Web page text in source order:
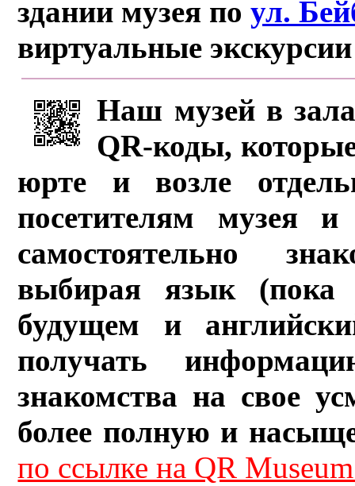
здании музея поул.
виртуальные
Наш музей в
QR-коды,
юрте и возле
посетителям музея и
самостоятельно
выбирая язык (пока
будущем и
получать
знакомства на свое
более полную и
по ссылке на QR